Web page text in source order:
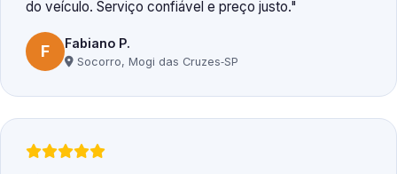
do veículo. Serviço confiável e preço justo.
F Fabiano P.
Socorro, Mogi das Cruzes‑SP